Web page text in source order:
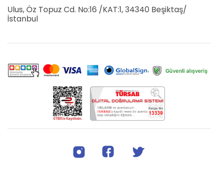
Ulus, Öz Topuz Cd. No:16 /KAT:1, 34340 Beşiktaş/
İstanbul